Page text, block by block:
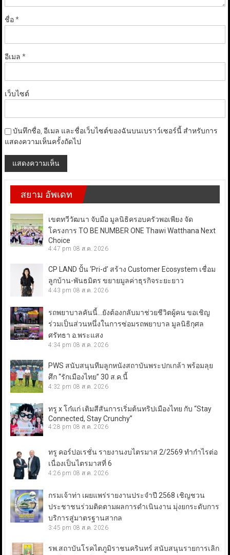
ชื่อ*
อีเมล *
เว็บไซต์
บันทึกชื่อ, อีเมล และชื่อเว็บไซต์ของฉันบนเบราว์เซอร์นี้ สำหรับการ
แสดงความเห็นครั้งถัดไป
สยาม อัพเดท
เขตทวีวัฒนา จับมือ มูลนิธิครอบครัวพอเพียง จัด
โครงการ TO BE NUMBER ONE Thawi Watthana Next
Choice
4:47 pm 08 ส.ค. 2026
CP LAND ปั้น ‘Pri-d’ สร้าง Customer Ecosystem เชื่อม
ลูกบ้าน-พันธมิตร ขยายมูลค่าธุรกิจระยะยาว
4:43 pm 08 ส.ค. 2026
รถพยาบาลคันนี้…ยังต้องกลับมาช่วยชีวิตผู้คน ขอเชิญ
ร่วมเป็นส่วนหนึ่งในการซ่อมรถพยาบาล มูลนิธิกุศล
ศรัทธา อ.พระแสง
4:34 pm 08 ส.ค. 2026
PWS สนับสนุนทีมลูกหนังสถาบันพระปกเกล้า พร้อมลุย
ศึก “รักเมืองไทย” 30 ส.ค.นี้
4:32 pm 08 ส.ค. 2026
ทรู x โก๋แก่ เติมสีสันการเริ่มต้นทริปเมืองไทย กับ “Stay
Connected, Stay Crunchy”
4:28 pm 08 ส.ค. 2026
ทรู คอร์ปอเรชั่น รายงานงบไตรมาส 2/2569 ทำกำไรต่อ
เนื่องเป็นไตรมาสที่ 6
4:26 pm 08 ส.ค. 2026
กรมเจ้าท่า เผยแพร่รายงานประจำปี 2568 เชิญชวน
ประชาชนร่วมติดตามผลการดำเนินงาน มุ่งยกระดับการ
บริการสู่มาตรฐานสากล
3:45 pm 08 ส.ค. 2026
รพ.สถาบันโรคไตภูมิราชนครินทร์ สนับสนุนรายการเลิก